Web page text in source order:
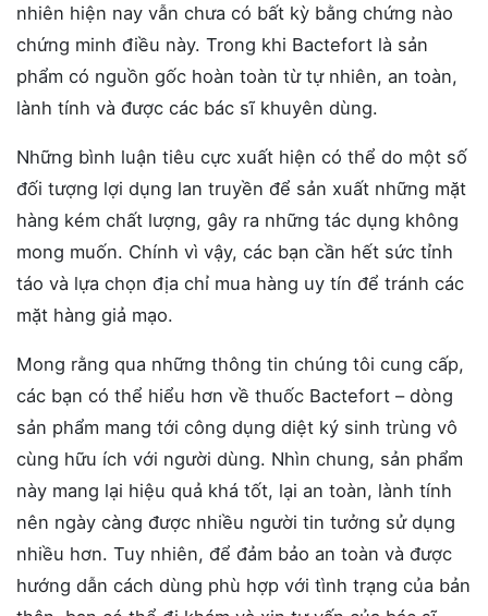
nhiên hiện nay vẫn chưa có bất kỳ bằng chứng nào
chứng minh điều này. Trong khi Bactefort là sản
phẩm có nguồn gốc hoàn toàn từ tự nhiên, an toàn,
lành tính và được các bác sĩ khuyên dùng.
Những bình luận tiêu cực xuất hiện có thể do một số
đối tượng lợi dụng lan truyền để sản xuất những mặt
hàng kém chất lượng, gây ra những tác dụng không
mong muốn. Chính vì vậy, các bạn cần hết sức tỉnh
táo và lựa chọn địa chỉ mua hàng uy tín để tránh các
mặt hàng giả mạo.
Mong rằng qua những thông tin chúng tôi cung cấp,
các bạn có thể hiểu hơn về thuốc Bactefort – dòng
sản phẩm mang tới công dụng diệt ký sinh trùng vô
cùng hữu ích với người dùng. Nhìn chung, sản phẩm
này mang lại hiệu quả khá tốt, lại an toàn, lành tính
nên ngày càng được nhiều người tin tưởng sử dụng
nhiều hơn. Tuy nhiên, để đảm bảo an toàn và được
hướng dẫn cách dùng phù hợp với tình trạng của bản